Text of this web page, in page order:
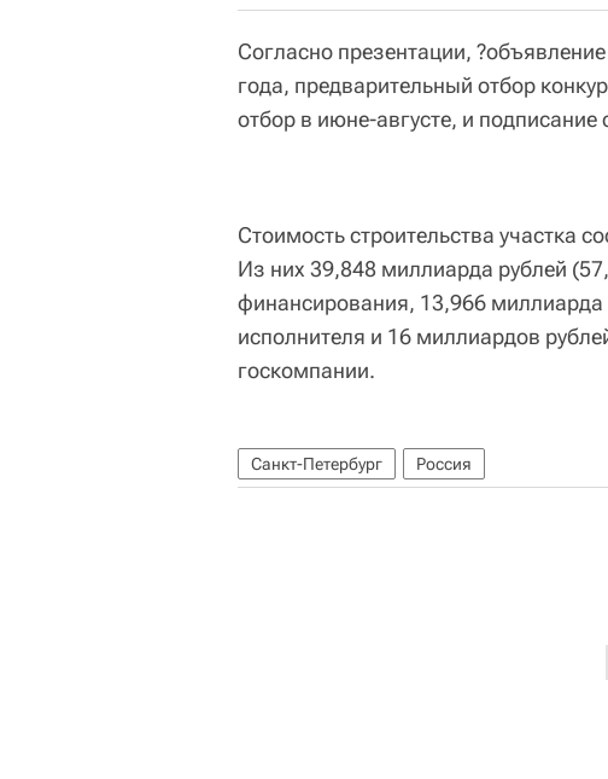
Согласно презентации,
года, предварительный отбор
отбор в июне-августе, и
Стоимость строительства участка
Из них 39,848 миллиарда рублей
финансирования, 13,966 миллиарда
исполнителя и 16 миллиардов
госкомпании.
Санкт-Петербург Россия